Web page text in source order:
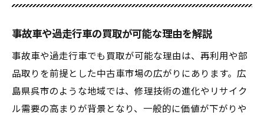
事故車や過走行車の買取が可能な理由を解説
事故車や過走行車でも買取が可能な理由は、再利用や部
品取りを前提とした中古車市場の広がりにあります。広
島県呉市のような地域では、修理技術の進化やリサイク
ル需要の高まりが背景となり、一般的に価値が下がりや